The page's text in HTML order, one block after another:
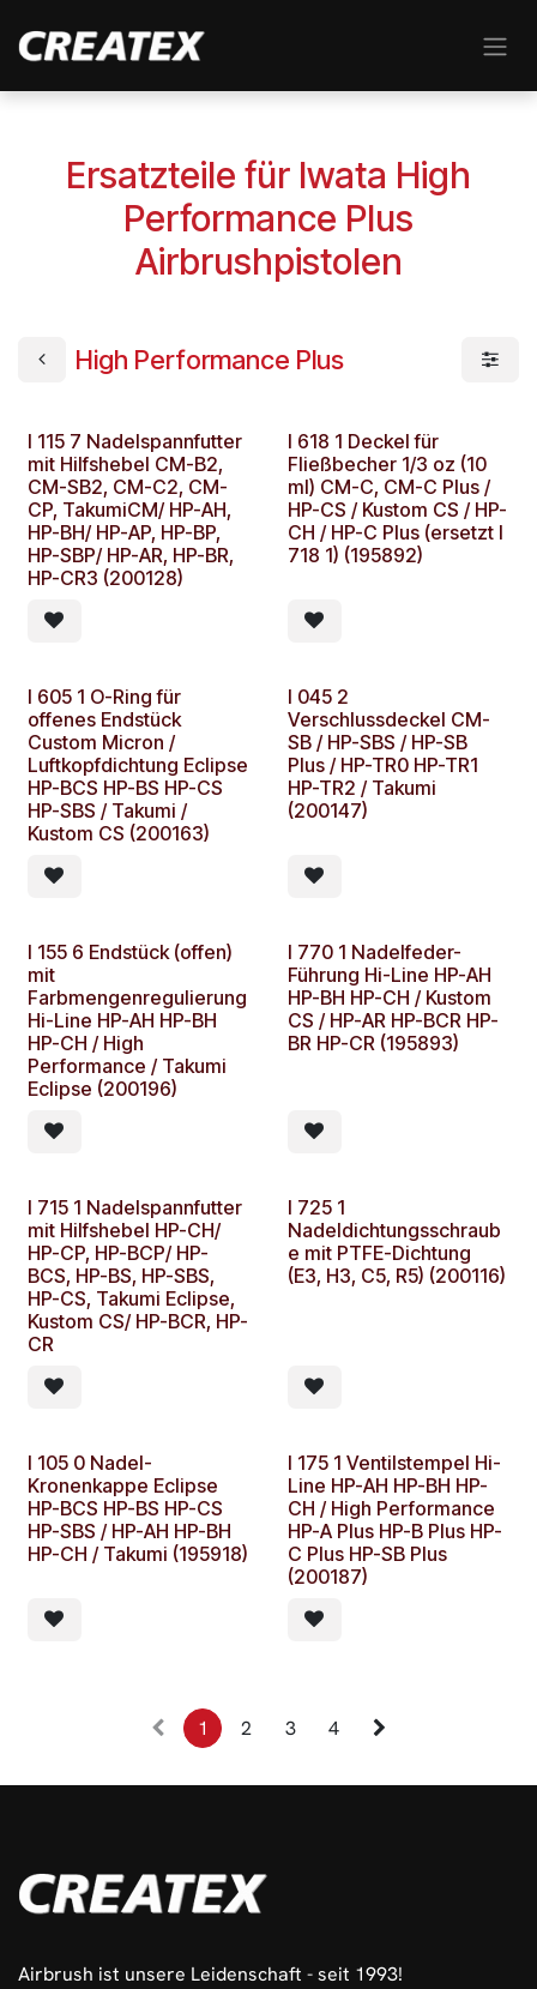
Ersatzteile für Iwata High
Performance Plus
Airbrushpistolen
High Performance Plus
I 115 7 Nadelspannfutter
mit Hilfshebel CM-B2,
CM-SB2, CM-C2, CM-
CP, TakumiCM/ HP-AH,
HP-BH/ HP-AP, HP-BP,
HP-SBP/ HP-AR, HP-BR,
HP-CR3 (200128)
I 618 1 Deckel für
Fließbecher 1/3 oz (10
ml) CM-C, CM-C Plus /
HP-CS / Kustom CS / HP-
CH / HP-C Plus (ersetzt I
718 1) (195892)
I 605 1 O-Ring für
offenes Endstück
Custom Micron /
Luftkopfdichtung Eclipse
HP-BCS HP-BS HP-CS
HP-SBS / Takumi /
Kustom CS (200163)
I 045 2
Verschlussdeckel CM-
SB / HP-SBS / HP-SB
Plus / HP-TR0 HP-TR1
HP-TR2 / Takumi
(200147)
I 155 6 Endstück (offen)
mit
Farbmengenregulierung
Hi-Line HP-AH HP-BH
HP-CH / High
Performance / Takumi
Eclipse (200196)
I 770 1 Nadelfeder-
Führung Hi-Line HP-AH
HP-BH HP-CH / Kustom
CS / HP-AR HP-BCR HP-
BR HP-CR (195893)
I 715 1 Nadelspannfutter
mit Hilfshebel HP-CH/
HP-CP, HP-BCP/ HP-
BCS, HP-BS, HP-SBS,
HP-CS, Takumi Eclipse,
Kustom CS/ HP-BCR, HP-
CR
I 725 1
Nadeldichtungsschraub
e mit PTFE-Dichtung
(E3, H3, C5, R5) (200116)
I 105 0 Nadel-
Kronenkappe Eclipse
HP-BCS HP-BS HP-CS
HP-SBS / HP-AH HP-BH
HP-CH / Takumi (195918)
I 175 1 Ventilstempel Hi-
Line HP-AH HP-BH HP-
CH / High Performance
HP-A Plus HP-B Plus HP-
C Plus HP-SB Plus
(200187)
1 2 3 4
Airbrush ist unsere Leidenschaft - seit 1993!